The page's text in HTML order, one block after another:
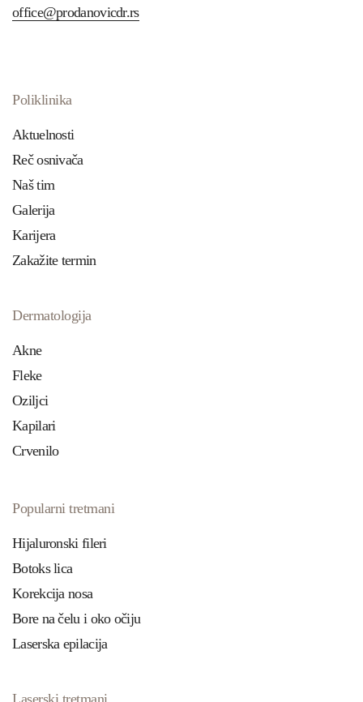
office@prodanovicdr.rs
Poliklinika
Aktuelnosti
Reč osnivača
Naš tim
Galerija
Karijera
Zakažite termin
Dermatologija
Akne
Fleke
Oziljci
Kapilari
Crvenilo
Popularni tretmani
Hijaluronski fileri
Botoks lica
Korekcija nosa
Bore na čelu i oko očiju
Laserska epilacija
Laserski tretmani